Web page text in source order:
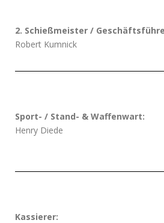
2. Schießmeister /
Robert Kumnick
Sport- / Stand- & Waffenwart:
Henry Diede
Kassierer: